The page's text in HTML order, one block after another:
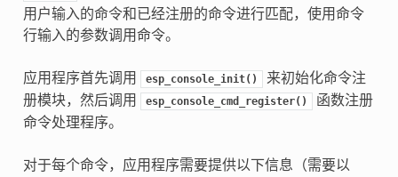
用户输入的命令和已经注册的命令进行匹配，使用命令
行输入的参数调用命令。
应用程序首先调用 esp_console_init()
来初始化命令注
册模块，然后调用
esp_console_cmd_register()
函数注册
命令处理程序。
对于每个命令，应用程序需要提供以下信息（需要以